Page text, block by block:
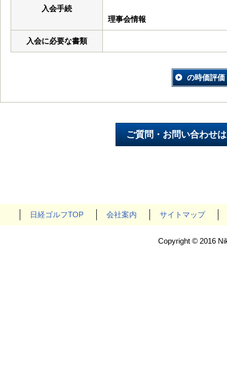
入会手続
理事会情報
入会に必要な書類
の時価評価
日経ゴルフTOP 会社案内 サイトマップ
Copyright © 2016